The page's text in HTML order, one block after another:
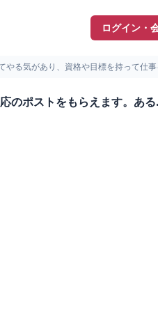
ログイン・
やる気があり、資格や目標を持って仕
のポストをもらえます。ある